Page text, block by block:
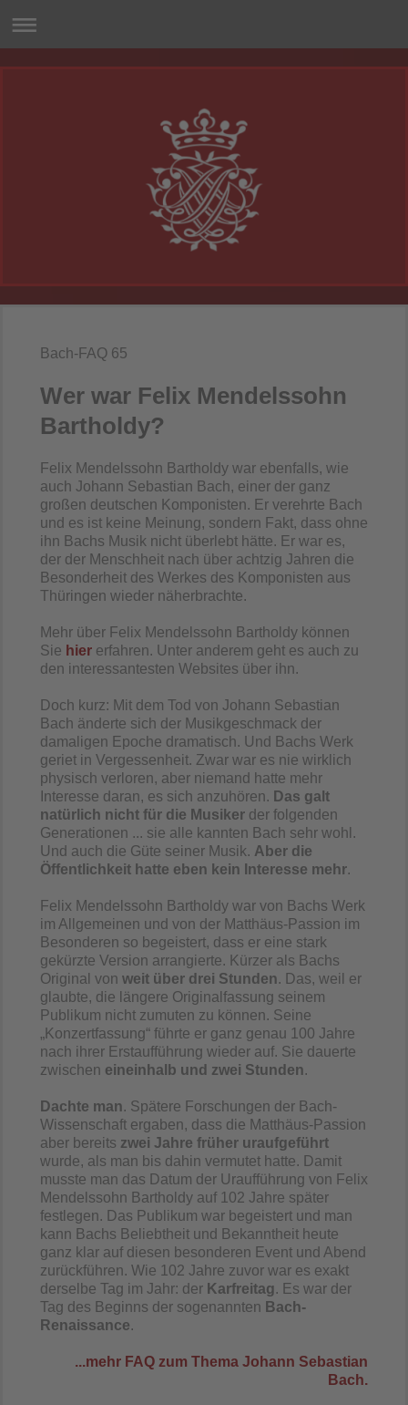
Bach-FAQ 65
Wer war Felix Mendelssohn
Bartholdy?
Felix Mendelssohn Bartholdy war ebenfalls, wie
auch Johann Sebastian Bach, einer der ganz
großen deutschen Komponisten. Er verehrte Bach
und es ist keine Meinung, sondern Fakt, dass ohne
ihn Bachs Musik nicht überlebt hätte. Er war es,
der der Menschheit nach über achtzig Jahren die
Besonderheit des Werkes des Komponisten aus
Thüringen wieder näherbrachte.
Mehr über Felix Mendelssohn Bartholdy können
Sie hier erfahren. Unter anderem geht es auch zu
den interessantesten Websites über ihn.
Doch kurz: Mit dem Tod von Johann Sebastian
Bach änderte sich der Musikgeschmack der
damaligen Epoche dramatisch. Und Bachs Werk
geriet in Vergessenheit. Zwar war es nie wirklich
physisch verloren, aber niemand hatte mehr
Interesse daran, es sich anzuhören. Das galt
natürlich nicht für die Musiker der folgenden
Generationen ... sie alle kannten Bach sehr wohl.
Und auch die Güte seiner Musik. Aber die
Öffentlichkeit hatte eben kein Interesse mehr.
Felix Mendelssohn Bartholdy war von Bachs Werk
im Allgemeinen und von der Matthäus-Passion im
Besonderen so begeistert, dass er eine stark
gekürzte Version arrangierte. Kürzer als Bachs
Original von weit über drei Stunden. Das, weil er
glaubte, die längere Originalfassung seinem
Publikum nicht zumuten zu können. Seine
„Konzertfassung“ führte er ganz genau 100 Jahre
nach ihrer Erstaufführung wieder auf. Sie dauerte
zwischen eineinhalb und zwei Stunden.
Dachte man. Spätere Forschungen der Bach-
Wissenschaft ergaben, dass die Matthäus-Passion
aber bereits zwei Jahre früher uraufgeführt
wurde, als man bis dahin vermutet hatte. Damit
musste man das Datum der Uraufführung von Felix
Mendelssohn Bartholdy auf 102 Jahre später
festlegen. Das Publikum war begeistert und man
kann Bachs Beliebtheit und Bekanntheit heute
ganz klar auf diesen besonderen Event und Abend
zurückführen. Wie 102 Jahre zuvor war es exakt
derselbe Tag im Jahr: der Karfreitag. Es war der
Tag des Beginns der sogenannten Bach-
Renaissance.
...mehr FAQ zum Thema Johann Sebastian
Bach.